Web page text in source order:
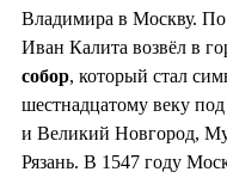
Владимира в Москву. По
Иван Калита возвёл в
собор, который стал
шестнадцатому веку
и Великий Новгород,
Рязань. В 1547 году